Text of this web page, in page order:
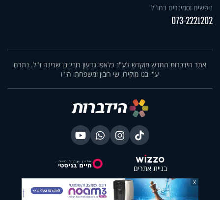
נופשים וסמינרים בחו"ל
073-2221202
אתר הידברות החדש מוקדש לע"נ כלאפו גדעון רובין בן שרינה ז"ל. נתרם
ע"י בנו מוקירו, שי רובין ומשפחתו הי"ו
בניית אתרים
X